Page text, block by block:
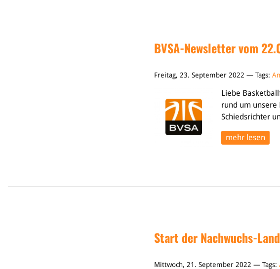
BVSA-Newsletter vom
Freitag, 23. September 2022 — Tags:
Liebe
rund um
Schiedsrichter
mehr lesen
Start der Nachwuchs-
Mittwoch, 21. September 2022 — Tags: